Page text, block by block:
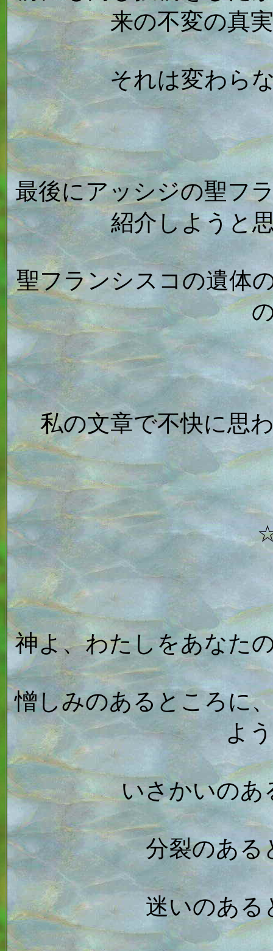
来の不変の真
それは変わら
最後にアッシジの聖フ
紹介しようと
聖フランシスコの遺体
私の文章で不快に思
神よ、わたしをあなた
憎しみのあるところに
いさかいのあ
分裂のある
迷いのある